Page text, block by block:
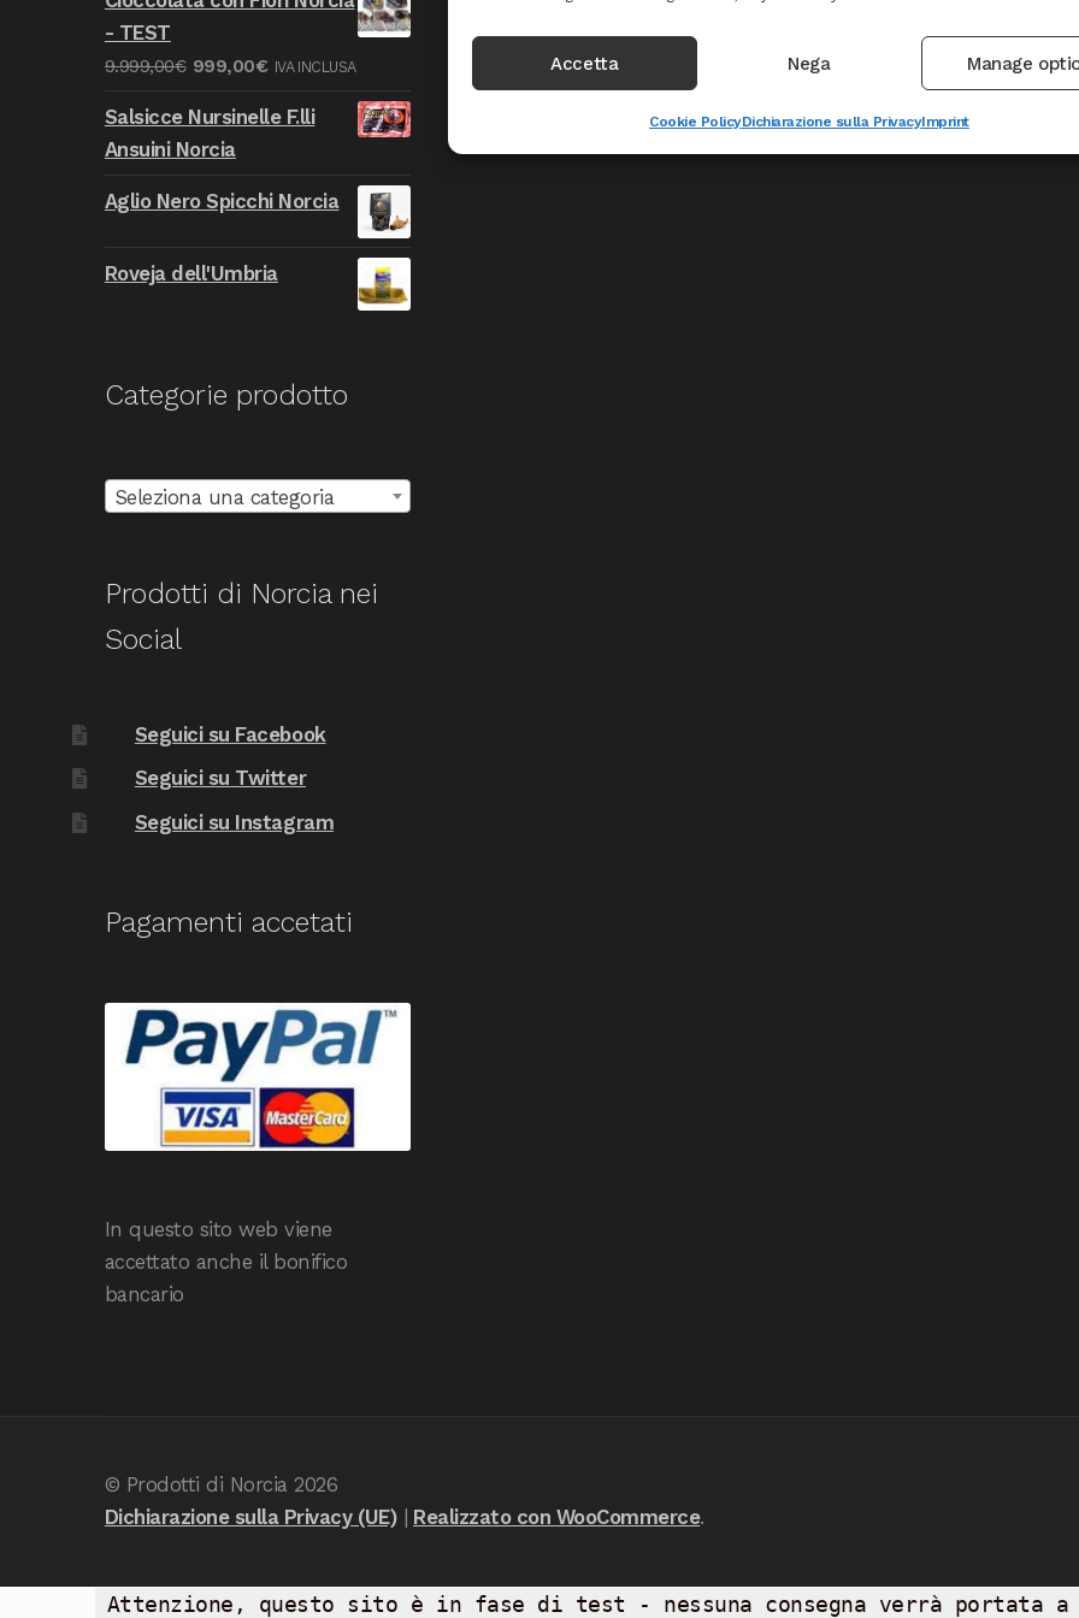
Accetta Nega Manage
Cookie PolicyDichiarazione sulla PrivacyImprint
originale
9.999,00€.
attuale
999,00€.
- TEST
9.999,00€ Il
originale
era:
9.999,00€.
999,00€Il
attuale
999,00€.
IVA INCLUSA
Salsicce Nursinelle F.lli
Ansuini Norcia
Aglio Nero Spicchi Norcia
Roveja dell'Umbria
Categorie prodotto
Seleziona una categoria
Prodotti di Norcia nei
Social
Seguici su Facebook
Seguici su Twitter
Seguici su Instagram
Pagamenti accetati
In questo sito web viene
accettato anche il bonifico
bancario
© Prodotti di Norcia 2026
Dichiarazione sulla Privacy (UE)
Realizzato con WooCommerce.
Attenzione, questo sito è in fase di test - nessuna consegna verrà portata